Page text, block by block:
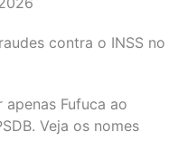
contra o INSS no
apenas Fufuca ao
Veja os nomes